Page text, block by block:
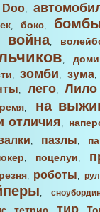
,
,бокс,
война,
,
,зомби, зума,
, лего,Лило
, на
отличия,
, пазлы,
, поцелуи,
резня, роботы,
,